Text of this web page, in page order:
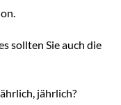
sollten Sie auch die
jährlich?